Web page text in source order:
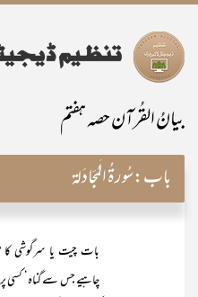
بیانُ القُرآن حصہ ہفتم
باب:سُورۃُ الْمُجَادَلۃ
بات چیت یا سرگوشی کا
چاہیے جس سے گناہ‘ کسی